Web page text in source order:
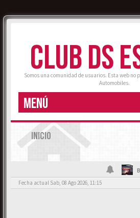
CLUB DS
Somos una comunidad de usuarios. Esta web no
Automobiles.
MENÚ
INICIO
Fecha actual Sab, 08 Ago 2026, 11:15